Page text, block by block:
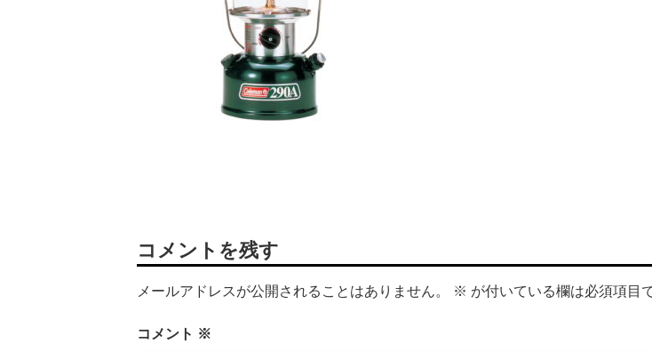
コメントを残す
メールアドレスが公開されることはありません。 ※ が付いている欄は必須項目
コメント ※